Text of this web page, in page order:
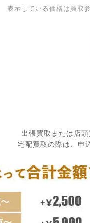
表示している価格は買取
出張買取または店
宅配買取の際は、申